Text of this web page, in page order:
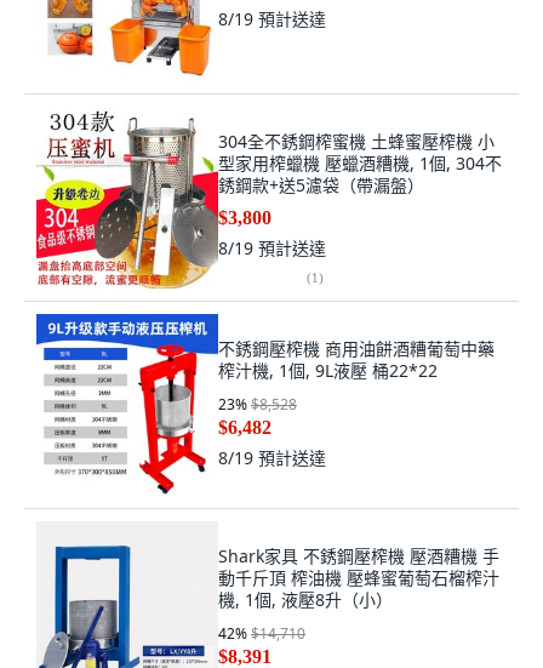
8/19 預計送達
304全不銹鋼榨蜜機 土蜂蜜壓榨機 小
型家用榨蠟機 壓蠟酒糟機, 1個, 304不
銹鋼款+送5濾袋（帶漏盤）
$3,800
8/19 預計送達
(1)
不銹鋼壓榨機 商用油餅酒糟葡萄中藥
榨汁機, 1個, 9L液壓 桶22*22
23%$8,528
$6,482
8/19 預計送達
Shark家具 不銹鋼壓榨機 壓酒糟機 手
動千斤頂 榨油機 壓蜂蜜葡萄石榴榨汁
機, 1個, 液壓8升（小）
42%$14,710
$8,391